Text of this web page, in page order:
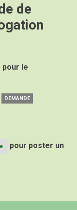
de
pour le
DEMANDE
pour poster un